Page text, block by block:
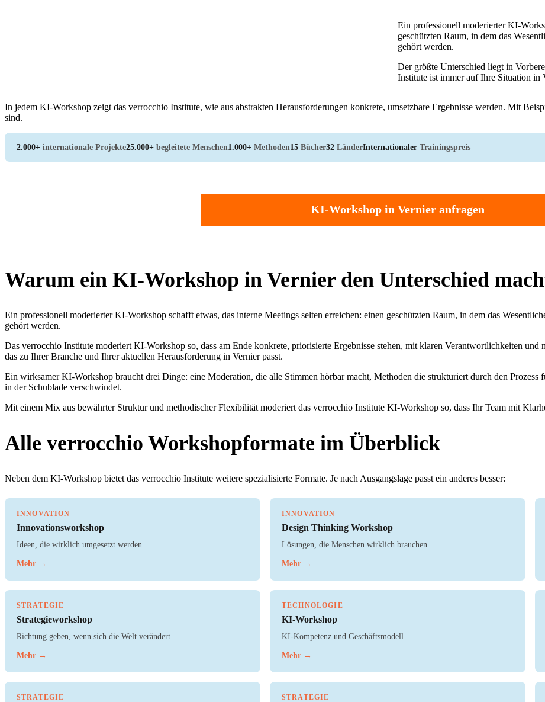
Ein professionell moderierter KI-
geschützten Raum, in dem das
gehört werden.
Der größte Unterschied liegt in
Institute ist immer auf Ihre Situation in
In jedem KI-Workshop zeigt das verrocchio Institute, wie aus abstrakten Herausforderungen konkrete, umsetzbare Ergebnisse werden. Mit
sind.
2.000+ internationale Projekte25.000+ begleitete Menschen1.000+ Methoden15 Bücher32 LänderInternationaler Trainingspreis
KI-Workshop in Vernier anfragen
Warum ein KI-Workshop in Vernier den Unterschied
Ein professionell moderierter KI-Workshop schafft etwas, das interne Meetings selten erreichen: einen geschützten Raum, in dem das
gehört werden.
Das verrocchio Institute moderiert KI-Workshop so, dass am Ende konkrete, priorisierte Ergebnisse stehen, mit klaren Verantwortlichkeiten und
das zu Ihrer Branche und Ihrer aktuellen Herausforderung in Vernier passt.
Ein wirksamer KI-Workshop braucht drei Dinge: eine Moderation, die alle Stimmen hörbar macht, Methoden die strukturiert durch den Prozess
in der Schublade verschwindet.
Mit einem Mix aus bewährter Struktur und methodischer Flexibilität moderiert das verrocchio Institute KI-Workshop so, dass Ihr Team mit
Alle verrocchio Workshopformate im Überblick
Neben dem KI-Workshop bietet das verrocchio Institute weitere spezialisierte Formate. Je nach Ausgangslage passt ein anderes besser:
INNOVATION
Innovationsworkshop
Ideen, die wirklich umgesetzt werden
Mehr →
INNOVATION
Design Thinking Workshop
Lösungen, die Menschen wirklich brauchen
Mehr →
STRATEGIE
Strategieworkshop
Richtung geben, wenn sich die Welt verändert
Mehr →
TECHNOLOGIE
KI-Workshop
KI-Kompetenz und Geschäftsmodell
Mehr →
STRATEGIE STRATEGIE